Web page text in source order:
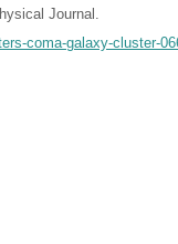
Journal.
coma-galaxy-cluster-